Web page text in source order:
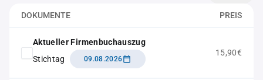
DOKUMENTE PREIS
Aktueller Firmenbuchauszug
Stichtag
09.08.2026
15,90€